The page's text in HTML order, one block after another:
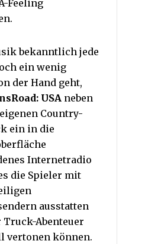
Feeling
bekanntlich jede
ein wenig
der Hand geht,
USA neben
Country-
ein in die
Internetradio
die Spieler mit
ausstatten
Abenteuer
vertonen können.